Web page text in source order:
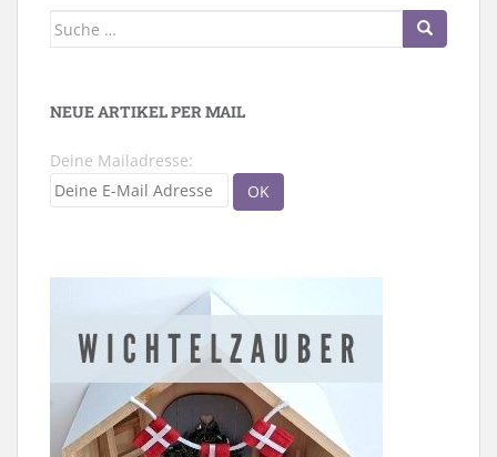
Suche
NEUE ARTIKEL PER MAIL
Deine Mailadresse: